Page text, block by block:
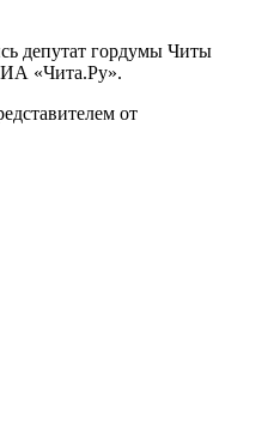
депутат гордумы Читы
ИА «Чита.Ру».
от